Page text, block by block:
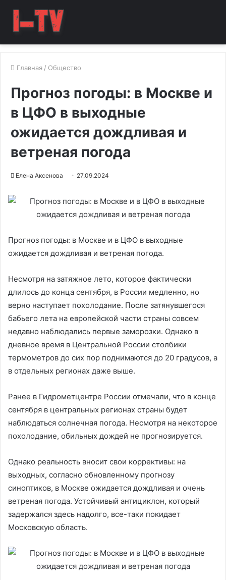
Главная / Общество
Прогноз погоды: в Москве и
в ЦФО в выходные
ожидается дождливая и
ветреная погода
Елена Аксенова 27.09.2024
Прогноз погоды: в Москве и в ЦФО в выходные
ожидается дождливая и ветреная погода.
Несмотря на затяжное лето, которое фактически
длилось до конца сентября, в России медленно, но
верно наступает похолодание. После затянувшегося
бабьего лета на европейской части страны совсем
недавно наблюдались первые заморозки. Однако в
дневное время в Центральной России столбики
термометров до сих пор поднимаются до 20 градусов, а
в отдельных регионах даже выше.
Ранее в Гидрометцентре России отмечали, что в конце
сентября в центральных регионах страны будет
наблюдаться солнечная погода. Несмотря на некоторое
похолодание, обильных дождей не прогнозируется.
Однако реальность вносит свои коррективы: на
выходных, согласно обновленному прогнозу
синоптиков, в Москве ожидается дождливая и очень
ветреная погода. Устойчивый антициклон, который
задержался здесь надолго, все-таки покидает
Московскую область.